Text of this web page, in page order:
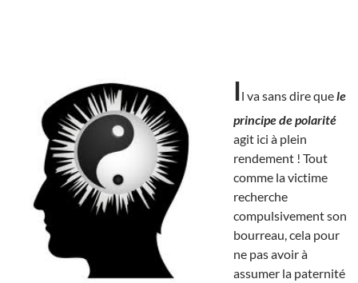
Il va sans dire quele
principe de polarité
agit ici à plein
rendement ! Tout
comme la victime
recherche
compulsivement son
bourreau, cela pour
ne pas avoir à
assumer la paternité